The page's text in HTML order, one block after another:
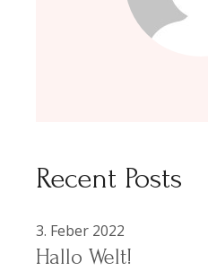
Recent Posts
3. Feber 2022
Hallo Welt!